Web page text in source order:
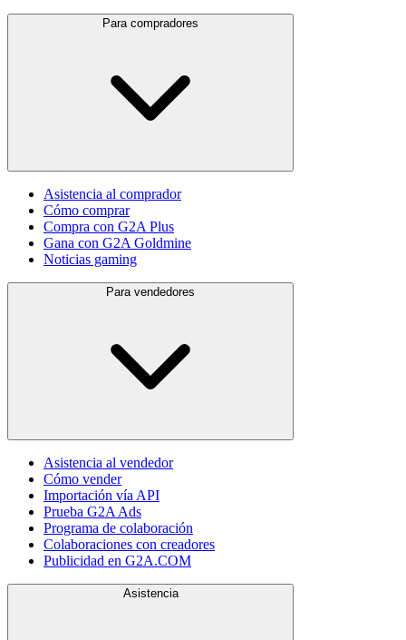
Para compradores
Asistencia al comprador
Cómo comprar
Compra con G2A Plus
Gana con G2A Goldmine
Noticias gaming
Para vendedores
Asistencia al vendedor
Cómo vender
Importación vía API
Prueba G2A Ads
Programa de colaboración
Colaboraciones con creadores
Publicidad en G2A.COM
Asistencia